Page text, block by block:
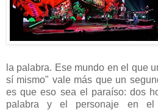
la palabra. Ese mundo en el que
sí mismo" vale más que un
es que eso sea el paraíso: dos
palabra y el personaje en el